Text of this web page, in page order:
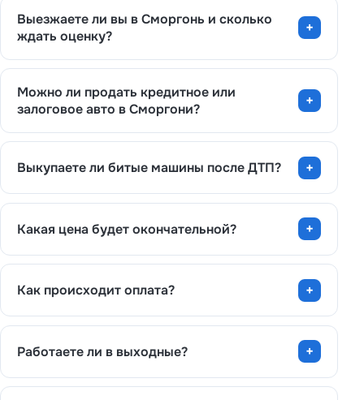
Выезжаете ли вы в Сморгонь и сколько
ждать оценку?
Можно ли продать кредитное или
залоговое авто в Сморгони?
Выкупаете ли битые машины после ДТП?
Какая цена будет окончательной?
Как происходит оплата?
Работаете ли в выходные?